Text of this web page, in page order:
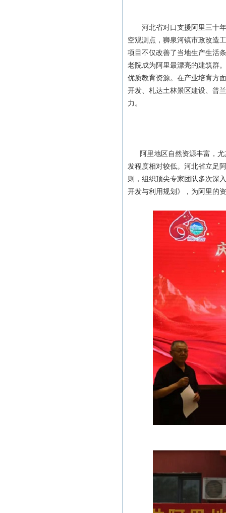
河北省对口支援阿里三十年
空观测点，狮泉河镇市政改造
项目不仅改善了当地生产生活
老院成为阿里最漂亮的建筑群
优质教育资源。在产业培育方
开发、札达土林景区建设、普
力。
阿里地区自然资源丰富，尤
发程度相对较低。河北省立足
则，组织顶尖专家团队多次深
开发与利用规划》，为阿里的